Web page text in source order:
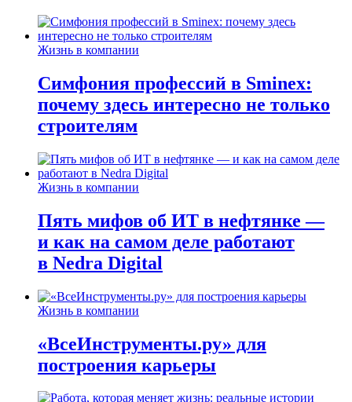
Жизнь в компании
Симфония профессий в Sminex:
почему здесь интересно не только
строителям
Жизнь в компании
Пять мифов об ИТ в нефтянке —
и как на самом деле работают
в Nedra Digital
Жизнь в компании
«ВсеИнструменты.ру» для
построения карьеры